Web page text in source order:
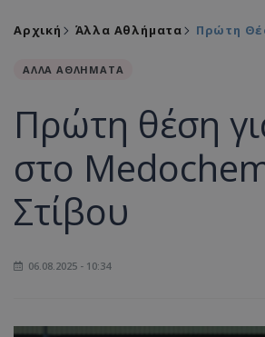
Αρχική Άλλα Αθλήματα Πρώτη
ΑΛΛΑ ΑΘΛΗΜΑΤΑ
Πρώτη θέση
στο
Στίβου
06.08.2025 - 10:34